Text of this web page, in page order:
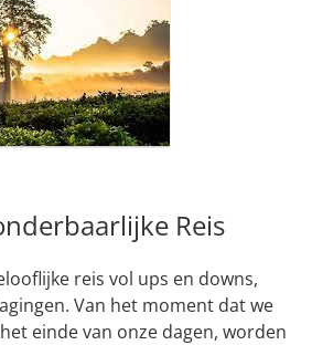
Reis
reis vol ups en downs,
Van het moment dat we
einde van onze dagen, worden